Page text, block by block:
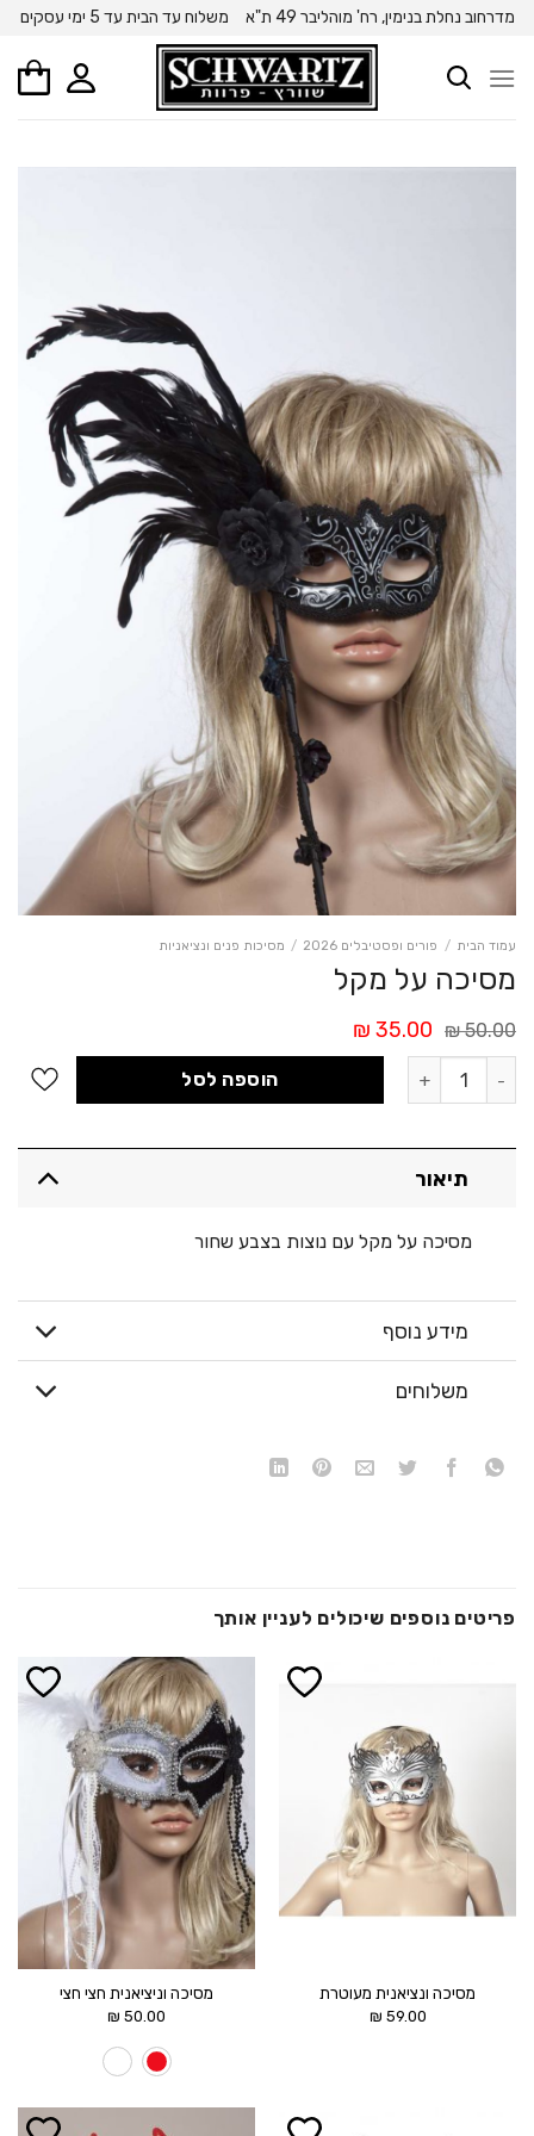
Skip
content
מדרחוב נחלת בנימין, רח' מוהליבר 49 ת"א משלוח עד הבית עד 5 ימי עסקים
עמוד הבית / פורים ופסטיבלים 2026 / מסיכות פנים ונציאניות
מסיכה על מקל
50.00
₪ המחיר
המקורי
היה:
50.00 ₪.
35.00
₪
הנוכחי
35.00 ₪.
כמות של מסיכה על מקל הוספה לסל
תיאור
מסיכה על מקל עם נוצות בצבע שחור
מידע נוסף
משלוחים
פריטים נוספים שיכולים לעניין אותך
מסיכה ונציאנית מעוטרת
59.00
₪
הוסף ל
WISHLIST
מסיכה וניציאנית חצי חצי
50.00
₪